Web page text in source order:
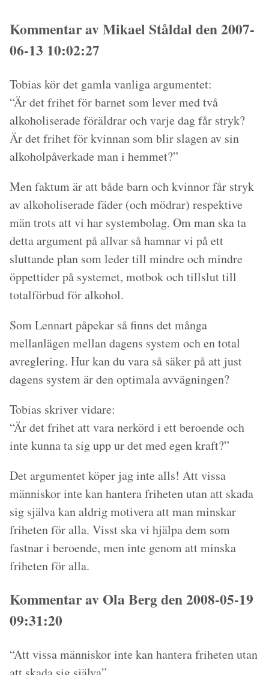
Kommentar av Mikael Ståldal den 2007-
06-13 10:02:27
Tobias kör det gamla vanliga argumentet:
“Är det frihet för barnet som lever med två
alkoholiserade föräldrar och varje dag får stryk?
Är det frihet för kvinnan som blir slagen av sin
alkoholpåverkade man i hemmet?”
Men faktum är att både barn och kvinnor får stryk
av alkoholiserade fäder (och mödrar) respektive
män trots att vi har systembolag. Om man ska ta
detta argument på allvar så hamnar vi på ett
sluttande plan som leder till mindre och mindre
öppettider på systemet, motbok och tillslut till
totalförbud för alkohol.
Som Lennart påpekar så finns det många
mellanlägen mellan dagens system och en total
avreglering. Hur kan du vara så säker på att just
dagens system är den optimala avvägningen?
Tobias skriver vidare:
“Är det frihet att vara nerkörd i ett beroende och
inte kunna ta sig upp ur det med egen kraft?”
Det argumentet köper jag inte alls! Att vissa
människor inte kan hantera friheten utan att skada
sig själva kan aldrig motivera att man minskar
friheten för alla. Visst ska vi hjälpa dem som
fastnar i beroende, men inte genom att minska
friheten för alla.
Kommentar av Ola Berg den 2008-05-19
09:31:20
“Att vissa människor inte kan hantera friheten utan